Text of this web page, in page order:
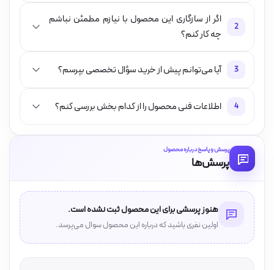
2
اگر از سازگاری این محصول با نیازم مطمئن نباشم
چه کار کنم؟
3 آیا می‌توانم پیش از خرید سؤال تخصصی بپرسم؟
4 اطلاعات فنی محصول را از کدام بخش بررسی کنم؟
پرسش و پاسخ درباره محصول
پرسش‌ها
هنوز پرسشی برای این محصول ثبت نشده است.
اولین نفری باشید که درباره این محصول سوال می‌پرسد.